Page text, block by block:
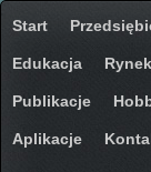
Start
Edukacja Rynek
Publikacje
Aplikacje